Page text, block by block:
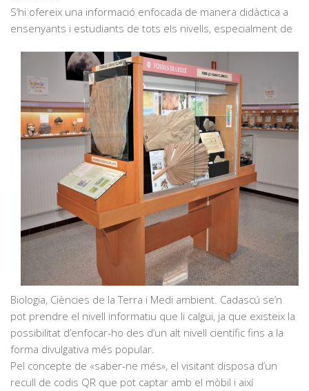
S’hi ofereix una informació enfocada de manera didàctica a
ensenyants i estudiants de tots els nivells, especialment de
Biologia, Ciències de la Terra i Medi ambient. Cadascú se’n
pot prendre el nivell informatiu que li calgui, ja que existeix la
possibilitat d’enfocar-ho des d’un alt nivell científic fins a la
forma divulgativa més popular.
Pel concepte de «saber-ne més», el visitant disposa d’un
recull de codis QR que pot captar amb el mòbil i així